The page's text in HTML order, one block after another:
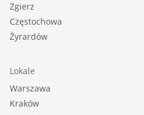
Zgierz
Częstochowa
Żyrardów
Lokale
Warszawa
Kraków